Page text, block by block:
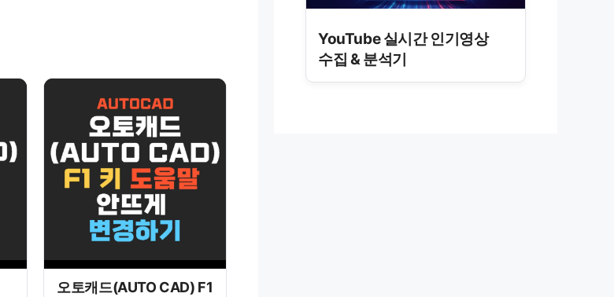
오토캐드(AUTO CAD) F1
YouTube 실시간 인기영상
수집 & 분석기